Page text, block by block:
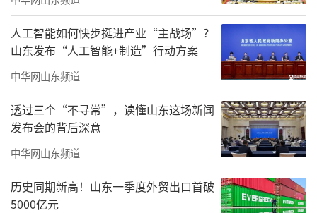
耗墨之后自然形成枯笔飞白，浓淡干湿顺着诗
词行文节奏缓缓转变，没有刻意造作的墨色炫
技，墨法处理平实耐看。
人工智能如何快步挺进产业“主战场”？
山东发布“人工智能+制造”行动方案
中华网山东频道
透过三个“不寻常”，读懂山东这场新闻
发布会的背后深意
中华网山东频道
历史同期新高！山东一季度外贸出口首破
5000亿元